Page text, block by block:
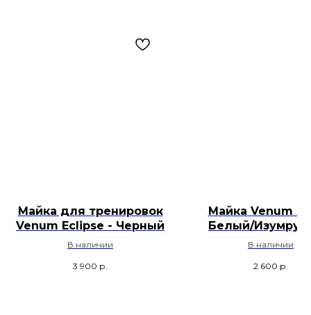
Майка для тренировок
Venum Eclipse - Черный
В наличии
3 900 р.
Майка Venum
Белый/
В наличии
2 600 р.